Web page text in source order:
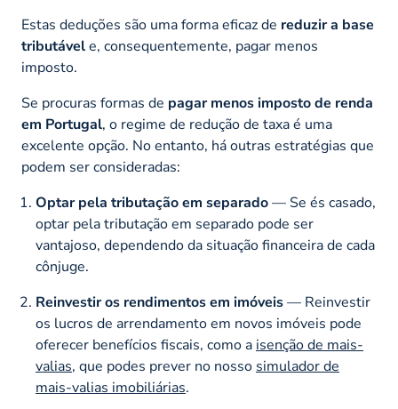
Estas deduções são uma forma eficaz de reduzir a base
tributávele, consequentemente, pagar menos
imposto.
Se procuras formas de pagar menos imposto de renda
em Portugal, o regime de redução de taxa é uma
excelente opção. No entanto, há outras estratégias que
podem ser consideradas:
Optar pela tributação em separado— Se és casado,
optar pela tributação em separado pode ser
vantajoso, dependendo da situação financeira de cada
cônjuge.
Reinvestir os rendimentos em imóveis— Reinvestir
os lucros de arrendamento em novos imóveis pode
oferecer benefícios fiscais, como a isenção de mais-
valias, que podes prever no nosso simulador de
mais-valias imobiliárias.